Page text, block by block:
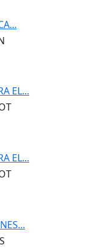
EL...
EL...